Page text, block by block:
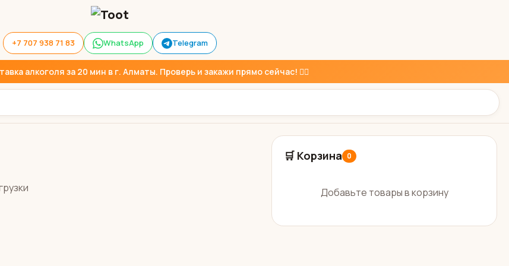
+7 707 938 71 83 WhatsApp Telegram
алкоголя за 20 мин в г. Алматы. Проверь и закажи прямо сейчас! 👇🏼
🛒 Корзина 0
Добавьте товары в корзину